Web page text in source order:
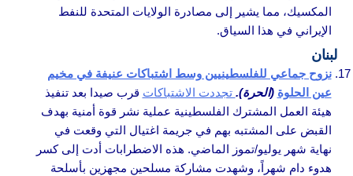
المكسيك، مما يشير إلى مصادرة الولايات المتحدة للنفط
الإيراني في هذا السياق.
لبنان
نزوح جماعي للفلسطينيين وسط اشتباكات عنيفة في مخيم
عين الحلوة (الحرة). تجددت الاشتباكات قرب صيدا بعد تنفيذ
هيئة العمل المشترك الفلسطينية عملية نشر قوة أمنية بهدف
القبض على المشتبه بهم في جريمة اغتيال التي وقعت في
نهاية شهر يوليو/تموز الماضي. هذه الاضطرابات أدت إلى كسر
هدوء دام شهراً، وشهدت مشاركة مسلحين مجهزين بأسلحة